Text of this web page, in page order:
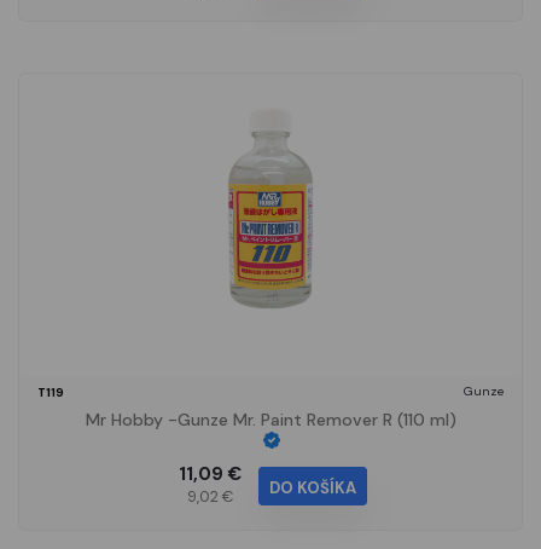
T119 Gunze
Mr Hobby -Gunze Mr. Paint Remover R (110 ml)
11,09 €
9,02 € DO KOŠÍKA